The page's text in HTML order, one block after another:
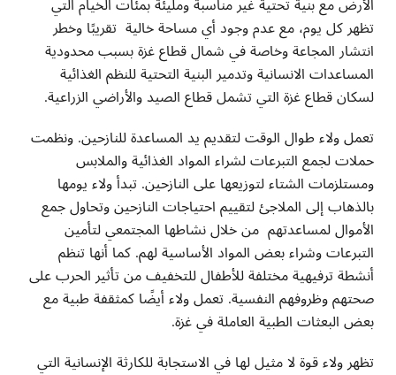
الأرض مع بنية تحتية غير مناسبة ومليئة بمئات الخيام التي
تظهر كل يوم، مع عدم وجود أي مساحة خالية تقريبًا وخطر
انتشار المجاعة وخاصة في شمال قطاع غزة بسبب محدودية
المساعدات الانسانية وتدمير البنية التحتية للنظم الغذائية
لسكان قطاع غزة التي تشمل قطاع الصيد والأراضي الزراعية.
تعمل ولاء طوال الوقت لتقديم يد المساعدة للنازحين. ونظمت
حملات لجمع التبرعات لشراء المواد الغذائية والملابس
ومستلزمات الشتاء لتوزيعها على النازحين. تبدأ ولاء يومها
بالذهاب إلى الملاجئ لتقييم احتياجات النازحين وتحاول جمع
الأموال لمساعدتهم من خلال نشاطها المجتمعي لتأمين
التبرعات وشراء بعض المواد الأساسية لهم. كما أنها تنظم
أنشطة ترفيهية مختلفة للأطفال للتخفيف من تأثير الحرب على
صحتهم وظروفهم النفسية. تعمل ولاء أيضًا كمثقفة طبية مع
بعض البعثات الطبية العاملة في غزة.
تظهر ولاء قوة لا مثيل لها في الاستجابة للكارثة الإنسانية التي